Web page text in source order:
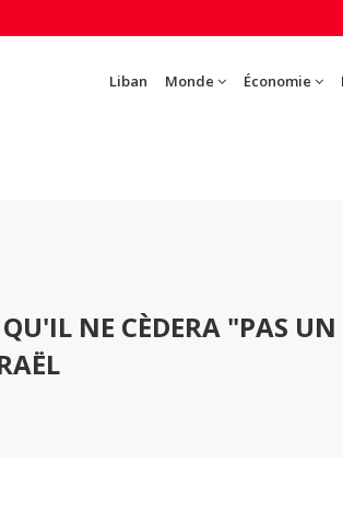
Liban Monde Économie
NE CÈDERA "PAS UN